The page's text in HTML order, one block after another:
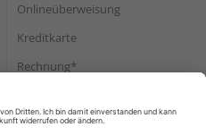
Onlineüberweisung
Kreditkarte
Rechnung*
Versand